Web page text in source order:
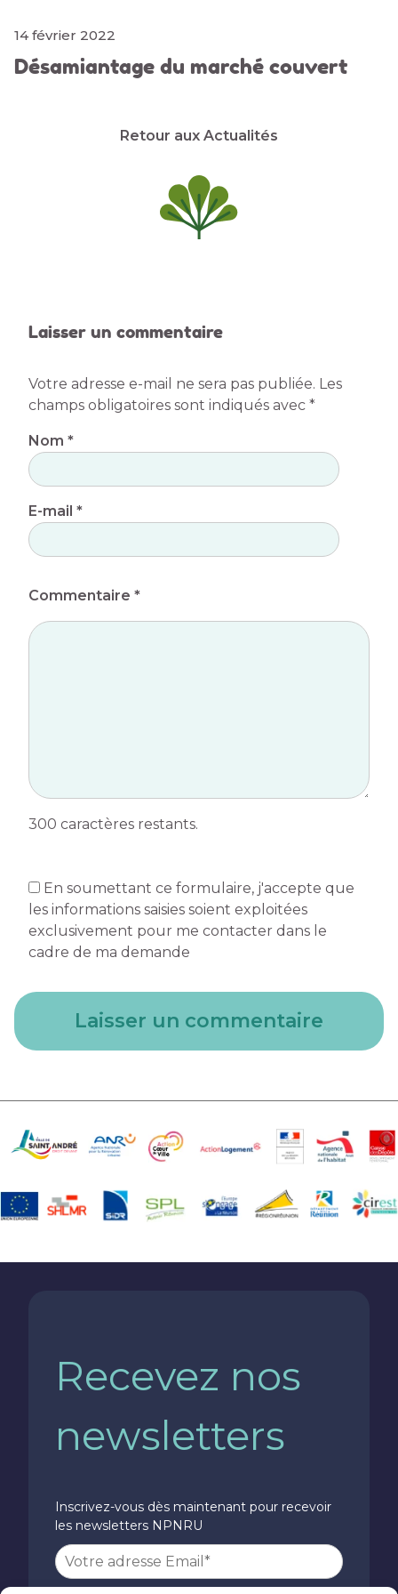
14 février 2022
Désamiantage du marché couvert
Retour aux Actualités
Laisser un commentaire
Votre adresse e-mail ne sera pas publiée. Les
champs obligatoires sont indiqués avec *
Nom *
E-mail *
Commentaire *
300 caractères restants.
En soumettant ce formulaire, j'accepte que
les informations saisies soient exploitées
exclusivement pour me contacter dans le
cadre de ma demande
Recevez nos
newsletters
Inscrivez-vous dès maintenant pour recevoir
les newsletters NPNRU